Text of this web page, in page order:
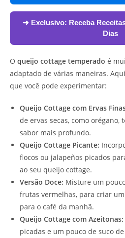
➜ Exclusivo: Receba
Dias
O queijo cottage temperado é
adaptado de várias maneiras.
que você pode experimentar:
Queijo Cottage com Ervas
de ervas secas, como
sabor mais profundo.
Queijo Cottage Picante:
flocos ou jalapeños picados
ao seu queijo cottage.
Versão Doce: Misture um
frutas vermelhas, para criar
para o café da manhã.
Queijo Cottage com Azeitonas:
picadas e um pouco de suco